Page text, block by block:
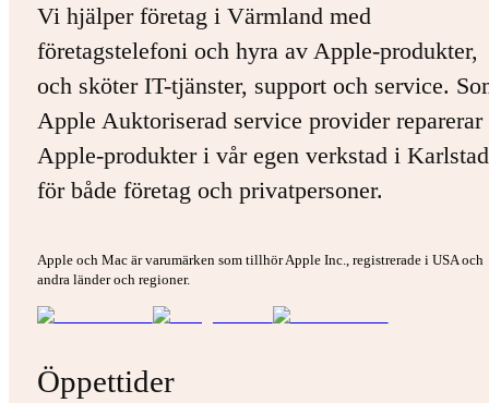
Vi hjälper företag i Värmland med
företagstelefoni och hyra av Apple-produkter,
och sköter IT-tjänster, support och service.
Apple Auktoriserad service provider
Apple-produkter i vår egen verkstad i
för både företag och privatpersoner.
Apple och Mac är varumärken som tillhör Apple Inc., registrerade i USA och
andra länder och regioner.
Öppettider